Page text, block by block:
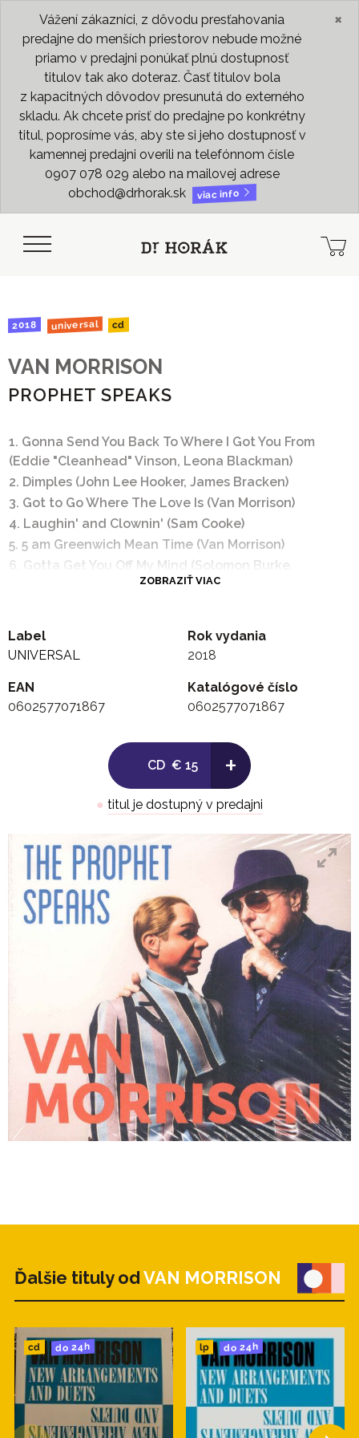
Vážení zákazníci, z dôvodu presťahovania
predajne do menších priestorov nebude možné
priamo v predajni ponúkať plnú dostupnosť
titulov tak ako doteraz. Časť titulov bola
z kapacitných dôvodov presunutá do externého
skladu. Ak chcete prísť do predajne po konkrétny
titul, poprosíme vás, aby ste si jeho dostupnosť v
kamennej predajni overili na telefónnom čísle
0907 078 029 alebo na mailovej adrese
obchod@drhorak.sk
viac info
×
2018 universal cd
VAN MORRISON
PROPHET SPEAKS
1. Gonna Send You Back To Where I Got You From
(Eddie "Cleanhead" Vinson, Leona Blackman)
2. Dimples (John Lee Hooker, James Bracken)
3. Got to Go Where The Love Is (Van Morrison)
4. Laughin' and Clownin' (Sam Cooke)
5. 5 am Greenwich Mean Time (Van Morrison)
6. Gotta Get You Off My Mind (Solomon Burke,
Delores Burke, Josephine Burke Moore)
9. Worried Blues / Rollin' and Tumblin' (J.D. Harris)
11. Love Is A Five Letter Word (Gene Barge)
12. Love Is Hard Work (Van Morrison)
14. The Prophet Speaks (Van Morrison)
ZOBRAZIŤ VIAC
Label
UNIVERSAL
Rok vydania
2018
EAN
0602577071867
Katalógové číslo
0602577071867
CD € 15 +
● titul je dostupný v predajni
Ďalšie tituly od VAN MORRISON
cd do 24h lp do 24h